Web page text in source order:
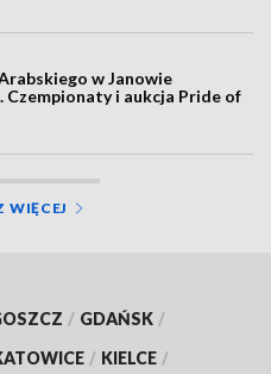
w Janowie
Czempionaty i aukcja Pride of
WIĘCEJ
/ GDAŃSK /
/ KIELCE /